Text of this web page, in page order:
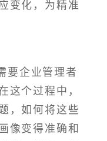
变化，为精准
要企业管理者
这个过程中，
，如何将这些
像变得准确和